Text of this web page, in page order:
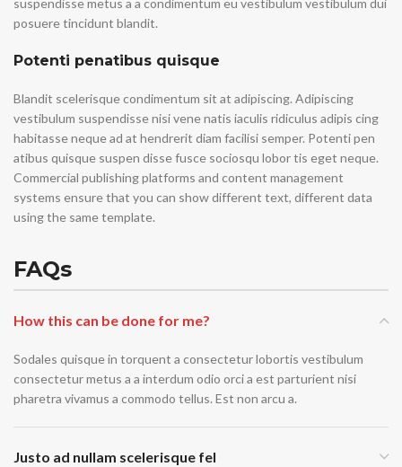
suspendisse metus a a condimentum eu vestibulum vestibulum dui
posuere tincidunt blandit.
Potenti penatibus quisque
Blandit scelerisque condimentum sit at adipiscing. Adipiscing
vestibulum suspendisse nisi vene natis iaculis ridiculus adipis cing
habitasse neque ad at hendrerit diam facilisi semper. Potenti pen
atibus quisque suspen disse fusce sociosqu lobor tis eget neque.
Commercial publishing platforms and content management
systems ensure that you can show different text, different data
using the same template.
FAQs
How this can be done for me?
Sodales quisque in torquent a consectetur lobortis vestibulum
consectetur metus a a interdum odio orci a est parturient nisi
pharetra vivamus a commodo tellus. Est non arcu a.
Justo ad nullam scelerisque fel